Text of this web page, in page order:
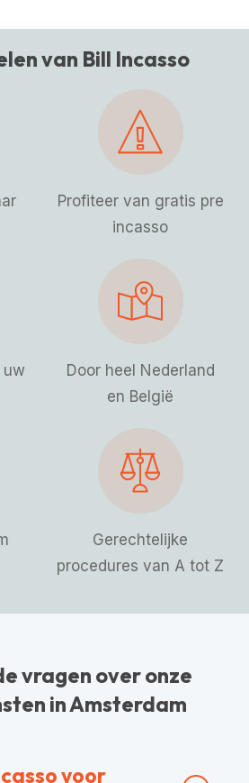
van Bill Incasso
Profiteer van gratis pre
incasso
uw
Door heel Nederland
en België
Gerechtelijke
procedures van A tot Z
vragen over onze
in Amsterdam
voor